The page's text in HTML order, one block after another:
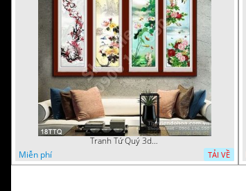
Tranh Tứ Quý 3d đào cúc trúc mai
Miễn phí
TẢI VỀ